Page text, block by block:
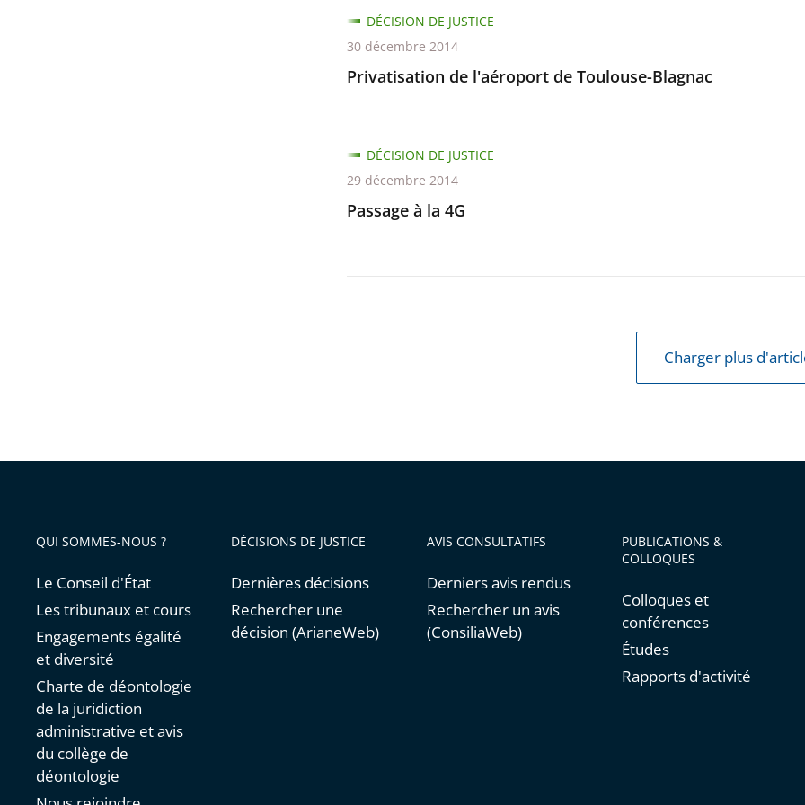
Privatisation de l'aéroport de Toulouse-Blagnac
DÉCISION DE JUSTICE
30 décembre 2014
Passage à la 4G
DÉCISION DE JUSTICE
29 décembre 2014
Charger plus
QUI SOMMES-NOUS ?
Le Conseil d'État
Les tribunaux et cours
Engagements égalité
et diversité
Charte de déontologie
de la juridiction
administrative et avis
du collège de
déontologie
DÉCISIONS DE JUSTICE
Dernières décisions
Rechercher une
décision (ArianeWeb)
AVIS CONSULTATIFS
Derniers avis rendus
Rechercher un avis
(ConsiliaWeb)
PUBLICATIONS &
COLLOQUES
Colloques et
conférences
Études
Rapports d'activité